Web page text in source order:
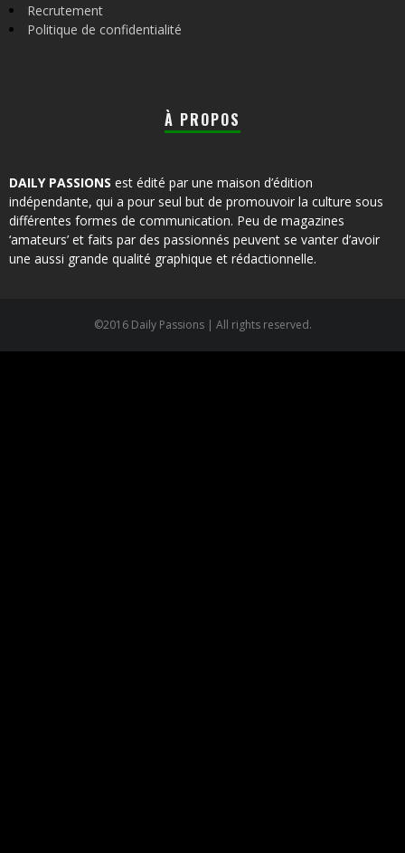
Recrutement
Politique de confidentialité
À PROPOS
DAILY PASSIONS est édité par une maison d’édition
indépendante, qui a pour seul but de promouvoir la culture sous
différentes formes de communication. Peu de magazines
‘amateurs’ et faits par des passionnés peuvent se vanter d’avoir
une aussi grande qualité graphique et rédactionnelle.
©2016 Daily Passions | All rights reserved.